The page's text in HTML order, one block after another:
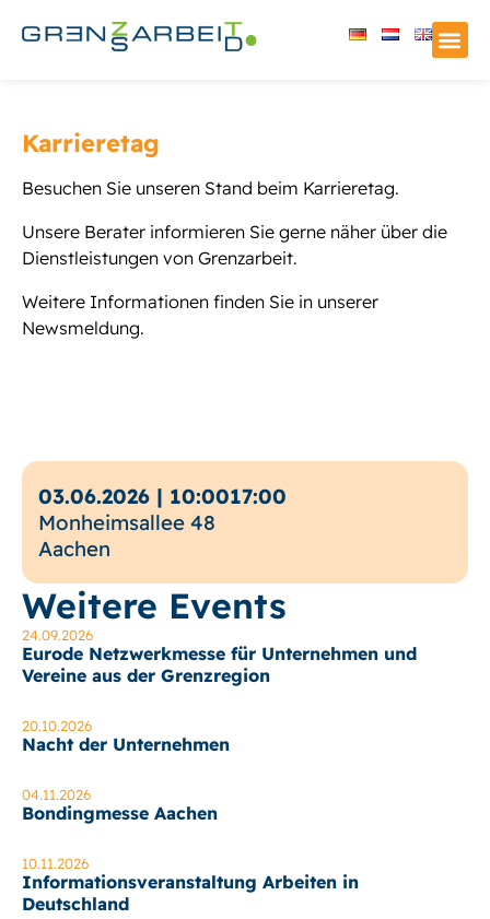
Karrieretag
Besuchen Sie unseren Stand beim Karrieretag.
Unsere Berater informieren Sie gerne näher über die
Dienstleistungen von Grenzarbeit.
Weitere Informationen finden Sie in unserer
Newsmeldung.
03.06.2026 | 10:0017:00
Monheimsallee 48
Aachen
Weitere Events
24.09.2026
Eurode Netzwerkmesse für Unternehmen und
Vereine aus der Grenzregion
20.10.2026
Nacht der Unternehmen
04.11.2026
Bondingmesse Aachen
10.11.2026
Informationsveranstaltung Arbeiten in
Deutschland